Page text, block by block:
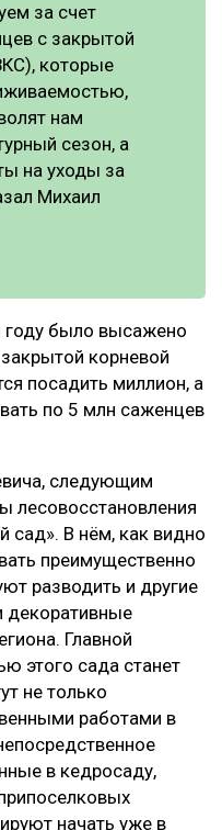
за счет
с закрытой
которые
нам
сезон, а
на уходы за
Михаил
было высажено
корневой
посадить миллион, а
по 5 млн саженцев
следующим
сад». В нём, как видно
преимущественно
разводить и другие
декоративные
Главной
этого сада станет
не только
работами в
в кедросаду,
начать уже в